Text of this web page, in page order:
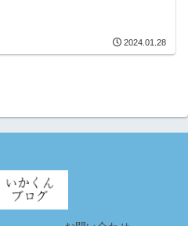
2024.01.28